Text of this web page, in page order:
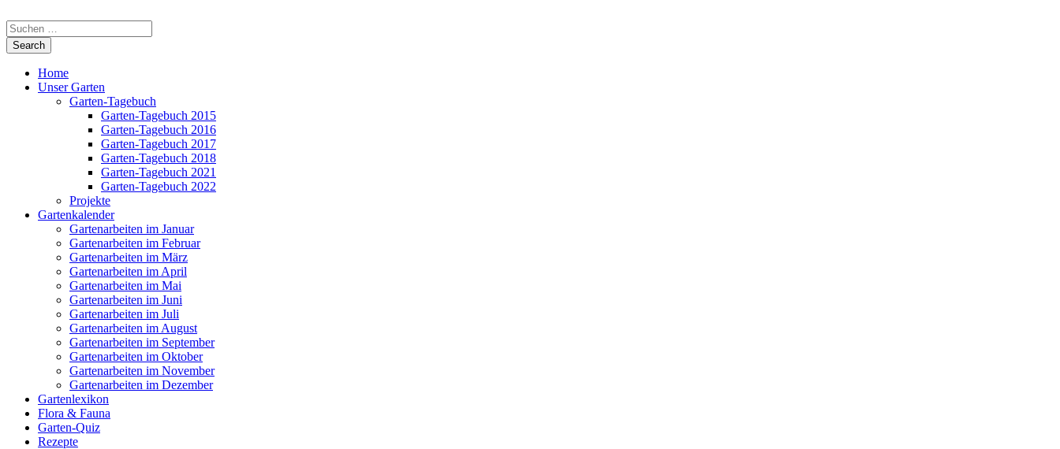
Home
Unser Garten
Garten-Tagebuch
Garten-Tagebuch 2015
Garten-Tagebuch 2016
Garten-Tagebuch 2017
Garten-Tagebuch 2018
Garten-Tagebuch 2021
Garten-Tagebuch 2022
Projekte
Gartenkalender
Gartenarbeiten im Januar
Gartenarbeiten im Februar
Gartenarbeiten im März
Gartenarbeiten im April
Gartenarbeiten im Mai
Gartenarbeiten im Juni
Gartenarbeiten im Juli
Gartenarbeiten im August
Gartenarbeiten im September
Gartenarbeiten im Oktober
Gartenarbeiten im November
Gartenarbeiten im Dezember
Gartenlexikon
Flora & Fauna
Garten-Quiz
Rezepte